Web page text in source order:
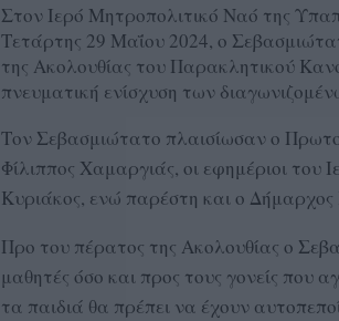
Στον Ιερό Μητροπολιτικό Ναό της
Τετάρτης 29 Μαΐου 2024, ο
της Ακολουθίας του Παρακλητικού
πνευματική ενίσχυση των
Τον Σεβασμιώτατο πλαισίωσαν ο
Φίλιππος Χαμαργιάς, οι εφημέριοι
Κυριάκος, ενώ παρέστη και ο
Προ του πέρατος της Ακολουθίας ο
μαθητές όσο και προς τους γονείς που
τα παιδιά θα πρέπει να έχουν